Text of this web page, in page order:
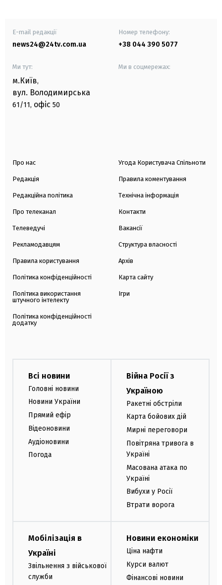
E-mail редакції
news24@24tv.com.ua
Номер телефону:
+38 044 390 5077
Ми тут:
м.Київ,
вул. Володимирська
61/11, офіс 50
Ми в соцмережах:
Про нас
Редакція
Редакційна політика
Про телеканал
Телеведучі
Рекламодавцям
Правила користування
Політика конфіденційності
Політика використання
штучного інтелекту
Політика конфіденційності
додатку
Угода Користувача Спільноти
Правила коментування
Технічна інформація
Контакти
Вакансії
Структура власності
Архів
Карта сайту
Ігри
Всі новини
Головні новини
Новини України
Прямий ефір
Відеоновини
Аудіоновини
Погода
Війна Росії з
Україною
Ракетні обстріли
Карта бойових дій
Мирні переговори
Повітряна тривога в
Україні
Масована атака по
Україні
Вибухи у Росії
Втрати ворога
Мобілізація в
Україні
Звільнення з військової
служби
Новини економіки
Ціна нафти
Курси валют
Фінансові новини